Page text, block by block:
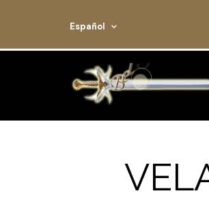
Español